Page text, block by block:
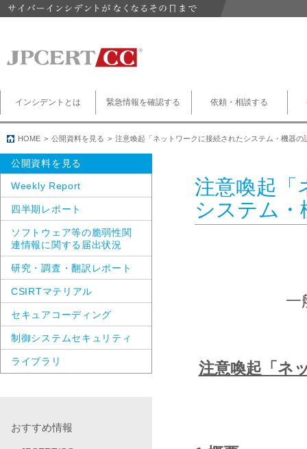
インシデントとは 緊急情報を確認する 依頼・相談する
HOME 公開資料を見る 注意喚起「ネットワークに接続されたシステム・機器の
注意喚起「
システム・
一
注意喚起「ネ
公開資料を見る
Weekly Report
四半期レポート
ソフトウェア等の脆弱性関
連情報に関する届出状況
研究・調査・翻訳レポート
CSIRTマテリアル
セキュアコーディング
制御システムセキュリティ
ライブラリ
おすすめ情報